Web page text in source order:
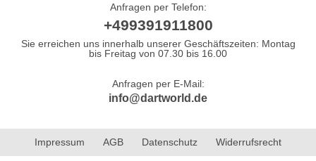
Anfragen per Telefon:
+499391911800
Sie erreichen uns innerhalb unserer Geschäftszeiten: Montag
bis Freitag von 07.30 bis 16.00
Anfragen per E-Mail:
info@dartworld.de
Impressum AGB Datenschutz Widerrufsrecht